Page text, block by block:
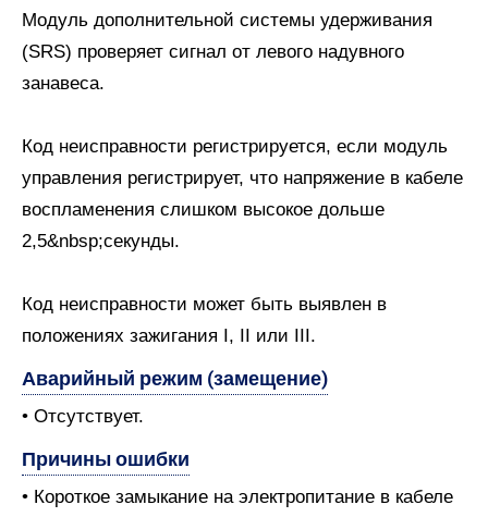
Модуль дополнительной системы удерживания
(SRS) проверяет сигнал от левого надувного
занавеса.
Код неисправности регистрируется, если модуль
управления регистрирует, что напряжение в кабеле
воспламенения слишком высокое дольше
2,5&nbsp;секунды.
Код неисправности может быть выявлен в
положениях зажигания I, II или III.
Аварийный режим (замещение)
• Отсутствует.
Причины ошибки
• Короткое замыкание на электропитание в кабеле